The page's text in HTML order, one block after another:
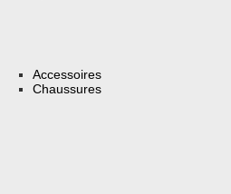
Accessoires
Chaussures